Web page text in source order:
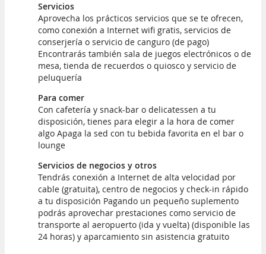
Servicios
Aprovecha los prácticos servicios que se te ofrecen,
como conexión a Internet wifi gratis, servicios de
conserjería o servicio de canguro (de pago)
Encontrarás también sala de juegos electrónicos o de
mesa, tienda de recuerdos o quiosco y servicio de
peluquería
Para comer
Con cafetería y snack-bar o delicatessen a tu
disposición, tienes para elegir a la hora de comer
algo Apaga la sed con tu bebida favorita en el bar o
lounge
Servicios de negocios y otros
Tendrás conexión a Internet de alta velocidad por
cable (gratuita), centro de negocios y check-in rápido
a tu disposición Pagando un pequeño suplemento
podrás aprovechar prestaciones como servicio de
transporte al aeropuerto (ida y vuelta) (disponible las
24 horas) y aparcamiento sin asistencia gratuito